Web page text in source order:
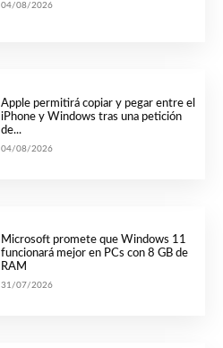
04/08/2026
Apple permitirá copiar y pegar entre el
iPhone y Windows tras una petición
de...
04/08/2026
Microsoft promete que Windows 11
funcionará mejor en PCs con 8 GB de
RAM
31/07/2026